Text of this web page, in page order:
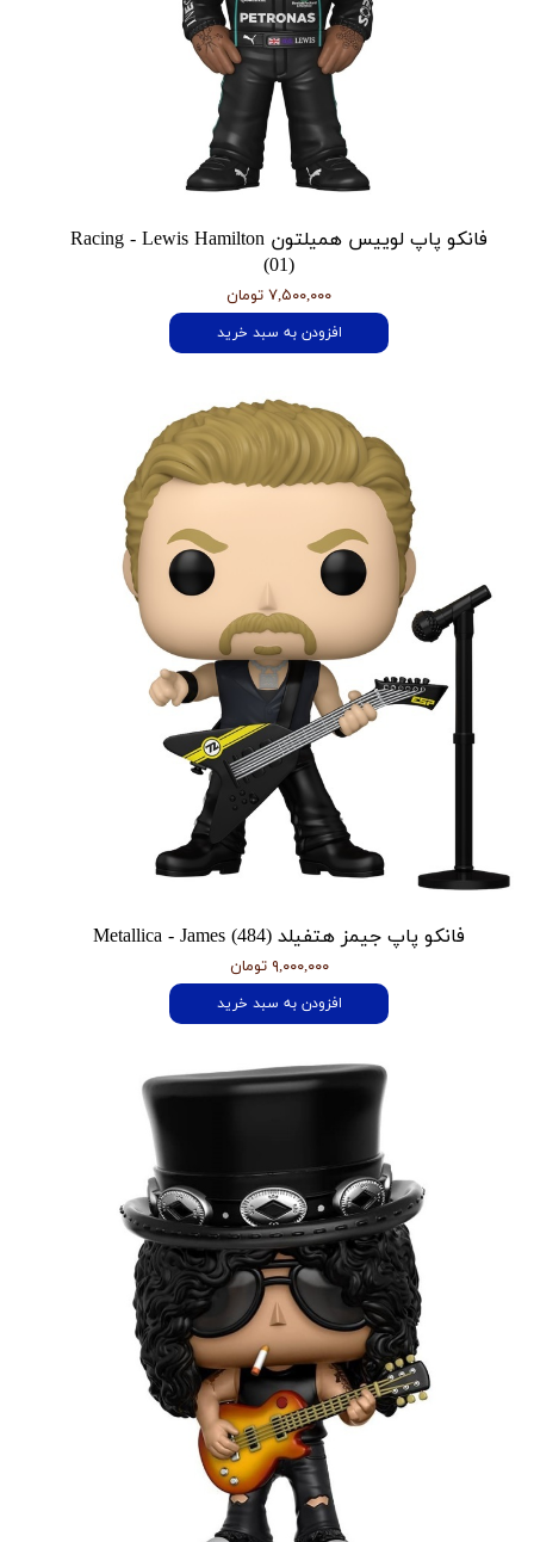
فانکو پاپ لوییس همیلتون Racing - Lewis Hamilton
(01)
۷,۵۰۰,۰۰۰ تومان
افزودن به سبد خرید
فانکو پاپ جیمز هتفیلد Metallica - James (484)
۹,۰۰۰,۰۰۰ تومان
افزودن به سبد خرید